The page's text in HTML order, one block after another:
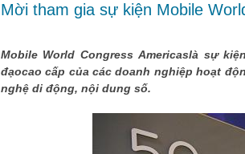
Mời tham gia sự kiện Mobile
Mobile World Congress Americaslà sự
đạocao cấp của các doanh nghiệp hoạt
nghệ di động, nội dung số.